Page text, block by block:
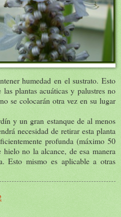
humedad en el sustrato. Esto
plantas acuáticas y palustres no
se colocarán otra vez en su lugar
y un gran estanque de al menos
necesidad de retirar esta planta
profunda (máximo 50
no la alcance, de esa manera
Esto mismo es aplicable a otras